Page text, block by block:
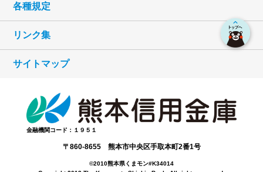
各種規定
リンク集
サイトマップ
金融機関コード：１９５１
〒860-8655 熊本市中央区手取本町2番1号
©2010熊本県くまモン#K34014